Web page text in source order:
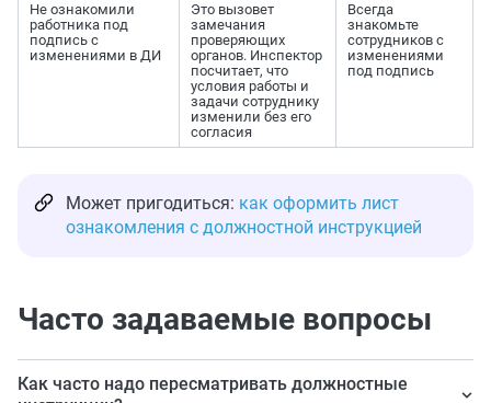
Не ознакомили
работника под
подпись с
изменениями в ДИ
Это вызовет
замечания
проверяющих
органов. Инспектор
посчитает, что
условия работы и
задачи сотруднику
изменили без его
согласия
Всегда
знакомьте
сотрудников с
изменениями
под подпись
Может пригодиться: как оформить лист
ознакомления с должностной инструкцией
Часто задаваемые вопросы
Как часто надо пересматривать должностные